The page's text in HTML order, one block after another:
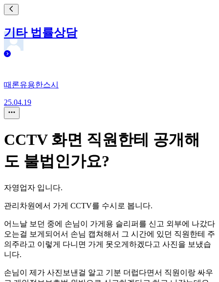
기타 법률상담
때론유용한스시
25.04.19
CCTV 화면 직원한테 공개해
도 불법인가요?
자영업자 입니다.
관리차원에서 가게 CCTV를 수시로 봅니다.
어느날 보던 중에 손님이 가게용 슬리퍼를 신고 외부에 나갔다
오는걸 보게되어서 손님 캡쳐해서 그 시간에 있던 직원한테 주
의주라고 이렇게 다니면 가게 못오게하겠다고 사진을 보냈습
니다.
손님이 제가 사진보낸걸 알고 기분 더럽다면서 직원이랑 싸우